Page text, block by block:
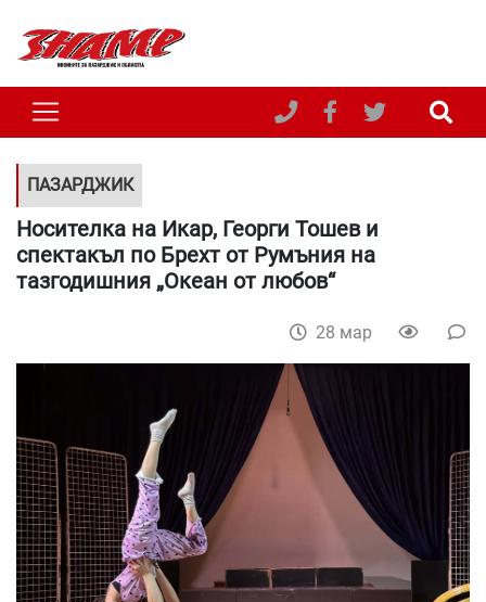
ПАЗАРДЖИК
Носителка на Икар, Георги Тошев и
спектакъл по Брехт от Румъния на
тазгодишния „Океан от любов“
28 мар